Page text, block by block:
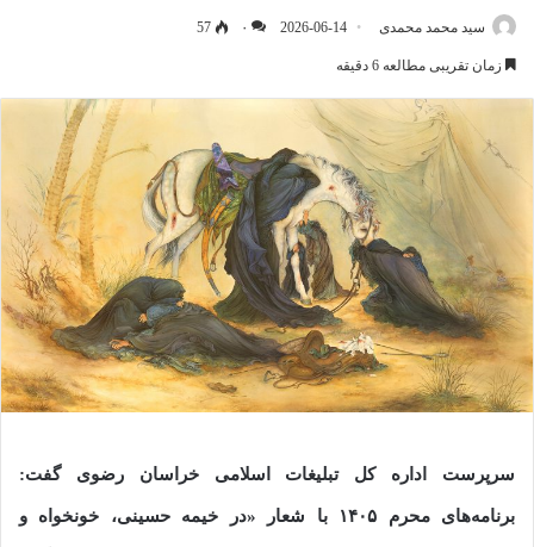
سید محمد محمدی 2026-06-14 ۰ 57
زمان تقریبی مطالعه 6 دقیقه
سرپرست اداره کل تبلیغات اسلامی خراسان رضوی گفت:
برنامه‌های محرم ۱۴۰۵ با شعار «در خیمه حسینی، خونخواه و